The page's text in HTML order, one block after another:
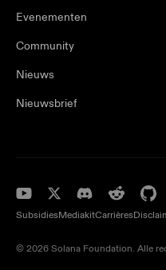
Evenementen
Community
Nieuws
Nieuwsbrief
SubsidiesMediakitCarrières
© 2026 Solana Foundation. Alle